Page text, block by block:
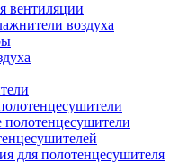
вентиляции
воздуха
полотенцесушители
для полотенцесушителя